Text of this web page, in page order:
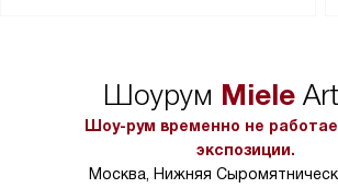
Шоурум Miele
Шоу-рум временно не
экспозиции.
Москва, Нижняя